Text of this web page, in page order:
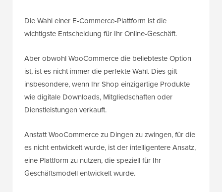
Die Wahl einer E-Commerce-Plattform ist die
wichtigste Entscheidung für Ihr Online-Geschäft.
Aber obwohl WooCommerce die beliebteste Option
ist, ist es nicht immer die perfekte Wahl. Dies gilt
insbesondere, wenn Ihr Shop einzigartige Produkte
wie digitale Downloads, Mitgliedschaften oder
Dienstleistungen verkauft.
Anstatt WooCommerce zu Dingen zu zwingen, für die
es nicht entwickelt wurde, ist der intelligentere Ansatz,
eine Plattform zu nutzen, die speziell für Ihr
Geschäftsmodell entwickelt wurde.